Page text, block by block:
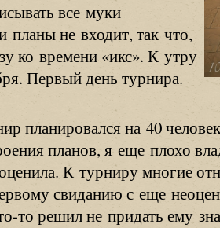
все муки
планы не входит, так что,
ко времени «икс». К утру
Первый день турнира.
планировался на 40
планов, я еще плохо
К турниру многие
свиданию с еще
то решил не придать ему